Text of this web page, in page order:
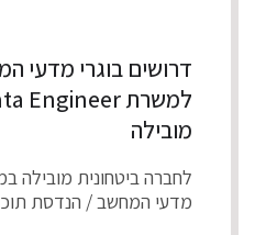
דרושים בוגרי מדעי
מובילה
לחברה ביטחונית מובילה
מדעי המחשב / הנדסת